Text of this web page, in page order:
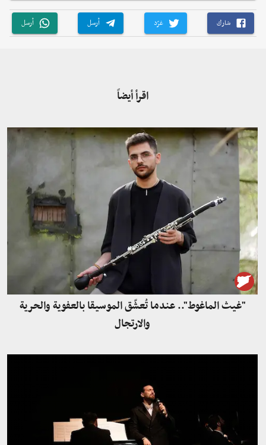
شارك غرّد أرسل أرسل
اقرأ أيضاً
"غيث الماغوط".. عندما تُعشّق الموسيقا بالعفوية والحرية
والارتجال